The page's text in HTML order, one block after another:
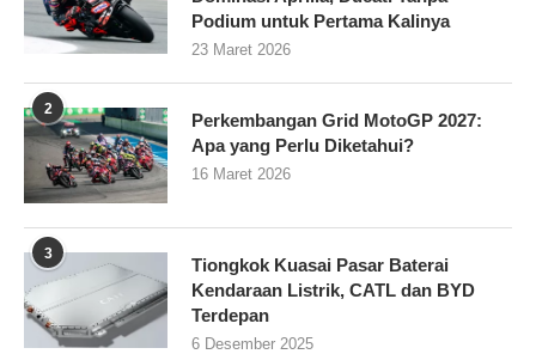
Podium untuk Pertama Kalinya
23 Maret 2026
2
Perkembangan Grid MotoGP 2027:
Apa yang Perlu Diketahui?
16 Maret 2026
3
Tiongkok Kuasai Pasar Baterai
Kendaraan Listrik, CATL dan BYD
Terdepan
6 Desember 2025